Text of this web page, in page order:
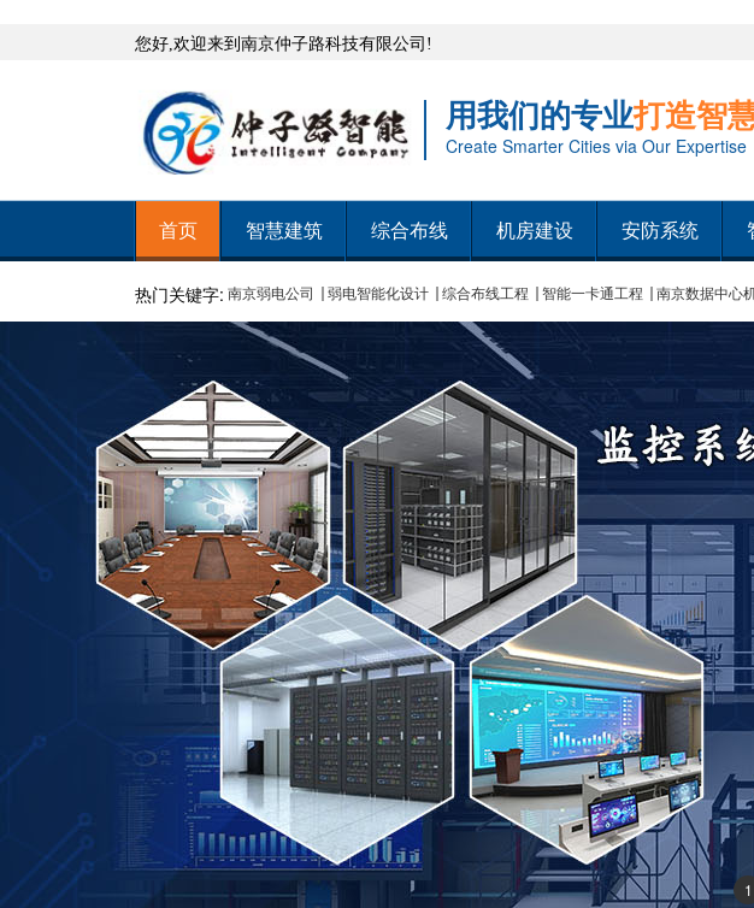
您好,欢迎来到南京仲子路科技有限公司!
用我们的专业打造智
Create Smarter Cities via Our Expertise
首页 智慧建筑 综合布线 机房建设 安防系统
热门关键字: 南京弱电公司 弱电智能化设计 综合布线工程 智能一卡通工程 南京数据中心
1